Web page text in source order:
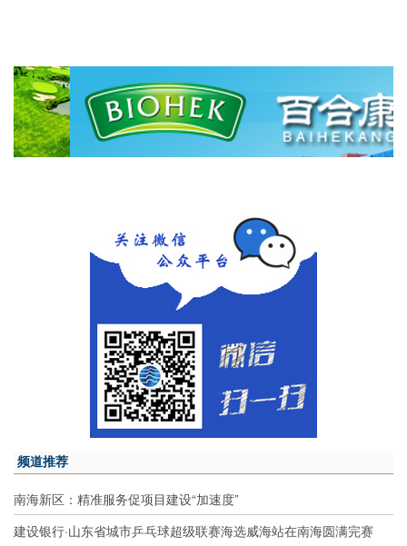
频道推荐
南海新区：精准服务促项目建设“加速度”
建设银行·山东省城市乒乓球超级联赛海选威海站在南海圆满完赛